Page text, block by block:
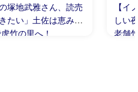
塚地武雅さん、読売
たい」土佐は恵みの
竹の里へ！
【イ
しい
老舗